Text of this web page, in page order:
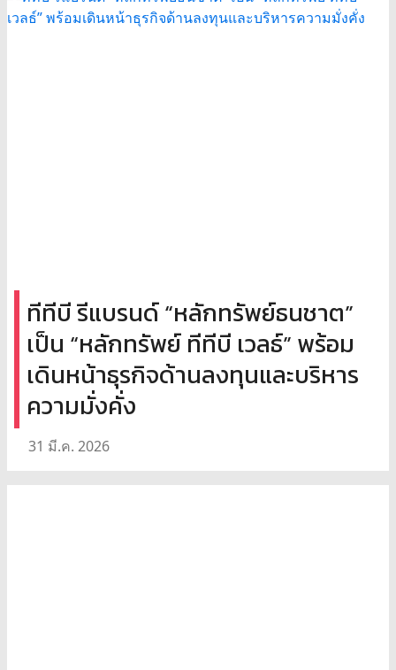
ทีทีบี รีแบรนด์ “หลักทรัพย์ธนชาต”
เป็น “หลักทรัพย์ ทีทีบี เวลธ์” พร้อม
เดินหน้าธุรกิจด้านลงทุนและบริหาร
ความมั่งคั่ง
31 มี.ค. 2026